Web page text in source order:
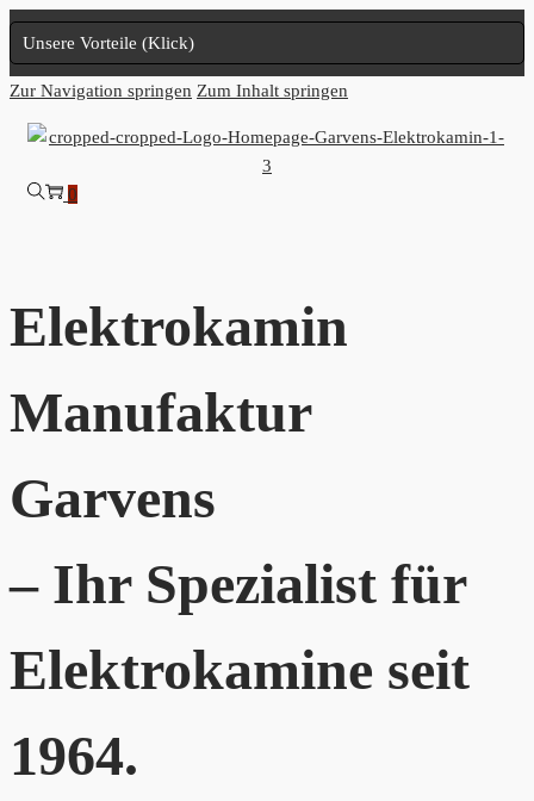
Unsere Vorteile (Klick)
Zur Navigation springen Zum Inhalt springen
0
Elektrokamin
Manufaktur
Garvens
– Ihr Spezialist für
Elektrokamine seit
1964.